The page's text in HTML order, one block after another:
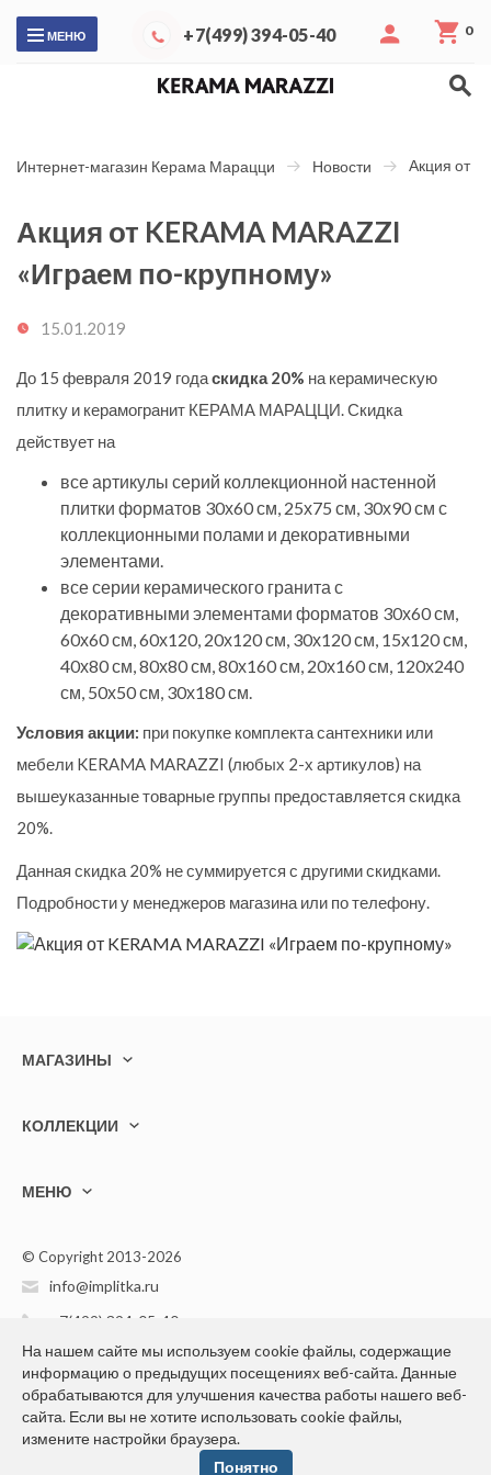
МЕНЮ +7(499) 394-05-40 0
Интернет-магазин Керама Марацци Новости Акция от
Акция от KERAMA MARAZZI
«Играем по-крупному»
15.01.2019
До 15 февраля 2019 годаскидка 20% на керамическую
плитку и керамогранит КЕРАМА МАРАЦЦИ. Скидка
действует на
все артикулы серий коллекционной настенной
плитки форматов 30х60 см, 25х75 см, 30х90 см с
коллекционными полами и декоративными
элементами.
все серии керамического гранита с
декоративными элементами форматов 30х60 см,
60х60 см, 60х120, 20х120 см, 30х120 см, 15х120 см,
40х80 см, 80х80 см, 80х160 см, 20х160 см, 120х240
см, 50х50 см, 30х180 см.
Условия акции: при покупке комплекта сантехники или
мебели KERAMA MARAZZI (любых 2-х артикулов) на
вышеуказанные товарные группы предоставляется скидка
20%.
Данная скидка 20% не суммируется с другими скидками.
Подробности у менеджеров магазина или по телефону.
МАГАЗИНЫ
КОЛЛЕКЦИИ
МЕНЮ
© Copyright 2013-2026
info@implitka.ru
+7(499) 394-05-40
Конфиденциальность персональной информации
На нашем сайте мы используем cookie файлы, содержащие
информацию о предыдущих посещениях веб-сайта. Данные
обрабатываются для улучшения качества работы нашего веб-
сайта. Если вы не хотите использовать cookie файлы,
измените настройки браузера.
Понятно